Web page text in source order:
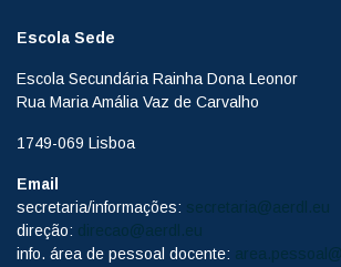
Escola Sede
Escola Secundária Rainha Dona Leonor
Rua Maria Amália Vaz de Carvalho
1749-069 Lisboa
Email
secretaria/informações: secretaria@aerdl.eu
direção: direcao@aerdl.eu
info. área de pessoal docente: